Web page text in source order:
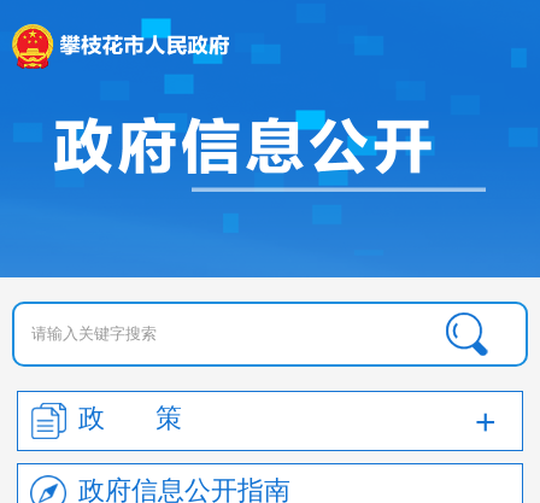
政 策
政府信息公开指南